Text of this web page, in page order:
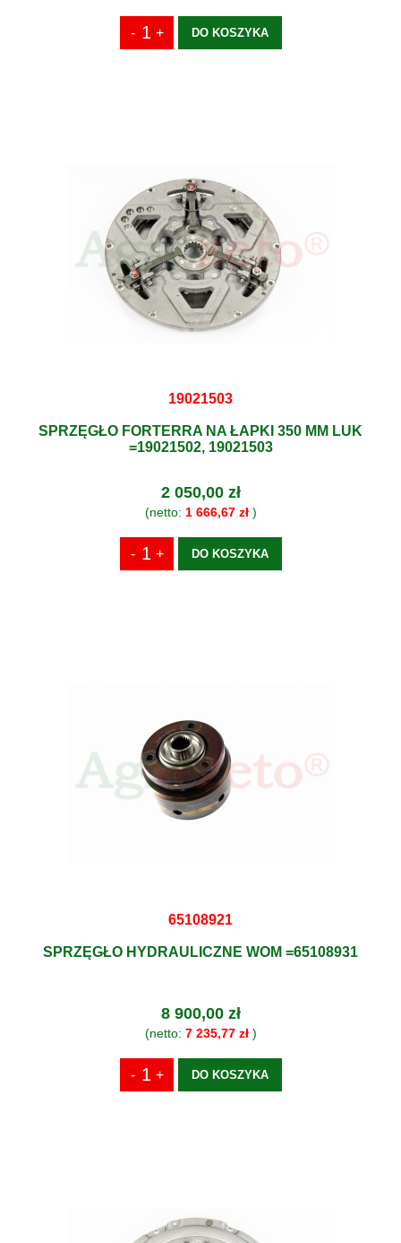
DO KOSZYKA
19021503
SPRZĘGŁO FORTERRA NA ŁAPKI 350 MM LUK
=19021502, 19021503
2 050,00 zł
(netto: 1 666,67 zł)
DO KOSZYKA
65108921
SPRZĘGŁO HYDRAULICZNE WOM =65108931
8 900,00 zł
(netto: 7 235,77 zł)
DO KOSZYKA